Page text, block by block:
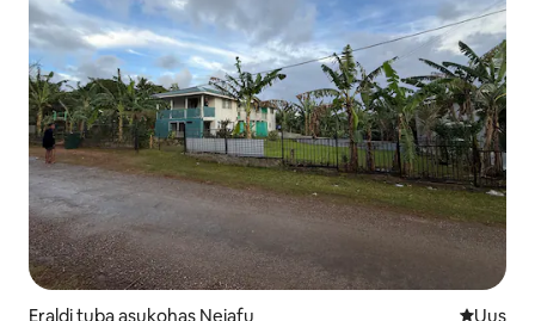
Eraldi tuba asukohas Neiafu Uus
Uus